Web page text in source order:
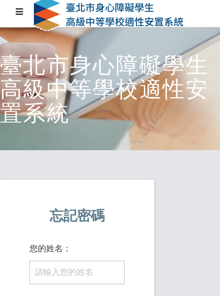
臺北市身心障礙學生
高級中等學校適性安
置系統
忘記密碼
您的姓名：